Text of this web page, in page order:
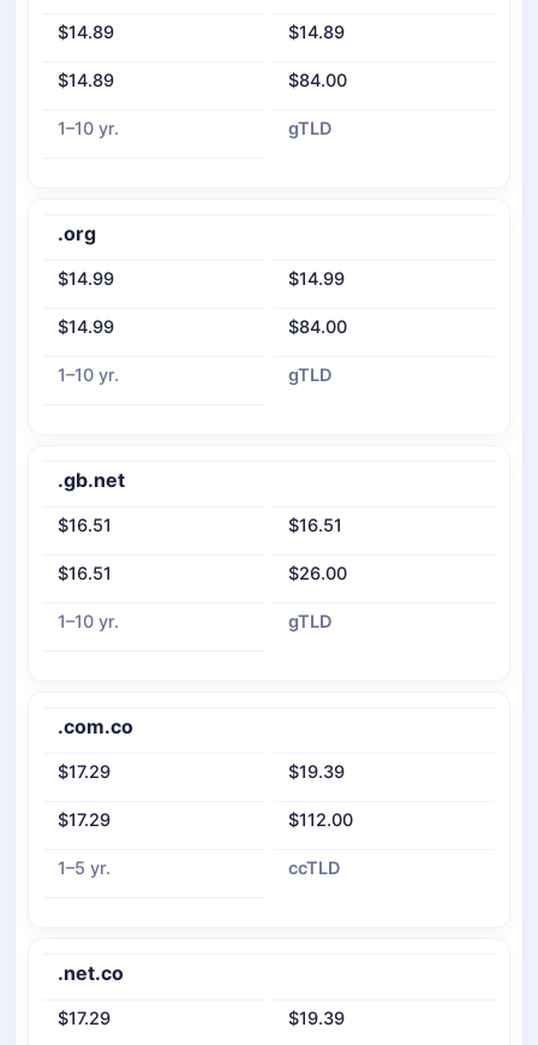
$14.89 $14.89
$14.89 $84.00
1–10 yr. gTLD
.org
$14.99 $14.99
$14.99 $84.00
1–10 yr. gTLD
.gb.net
$16.51 $16.51
$16.51 $26.00
1–10 yr. gTLD
.com.co
$17.29 $19.39
$17.29 $112.00
1–5 yr. ccTLD
.net.co
$17.29 $19.39